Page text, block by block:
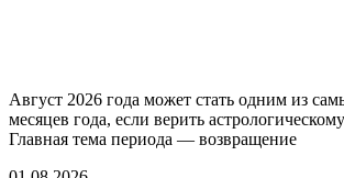
Август 2026 года может стать одним из
месяцев года, если верить
Главная тема периода — возвращение